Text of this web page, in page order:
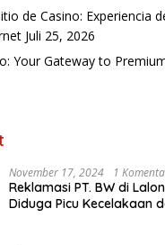
de Casino: Experiencia
Juli 25, 2026
Your Gateway to
November 17, 2024 1
Reklamasi PT. BW di
Diduga Picu Kecelakaan